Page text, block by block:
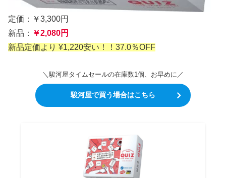
定価：￥3,300円
新品： ￥2,080円
新品定価より ¥1,220安い！！37.0％OFF
＼駿河屋タイムセールの在庫数1個、お早めに／
駿河屋で買う場合はこちら